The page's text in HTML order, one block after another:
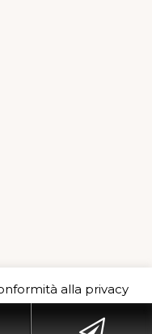
consulta il sito
alla privacy